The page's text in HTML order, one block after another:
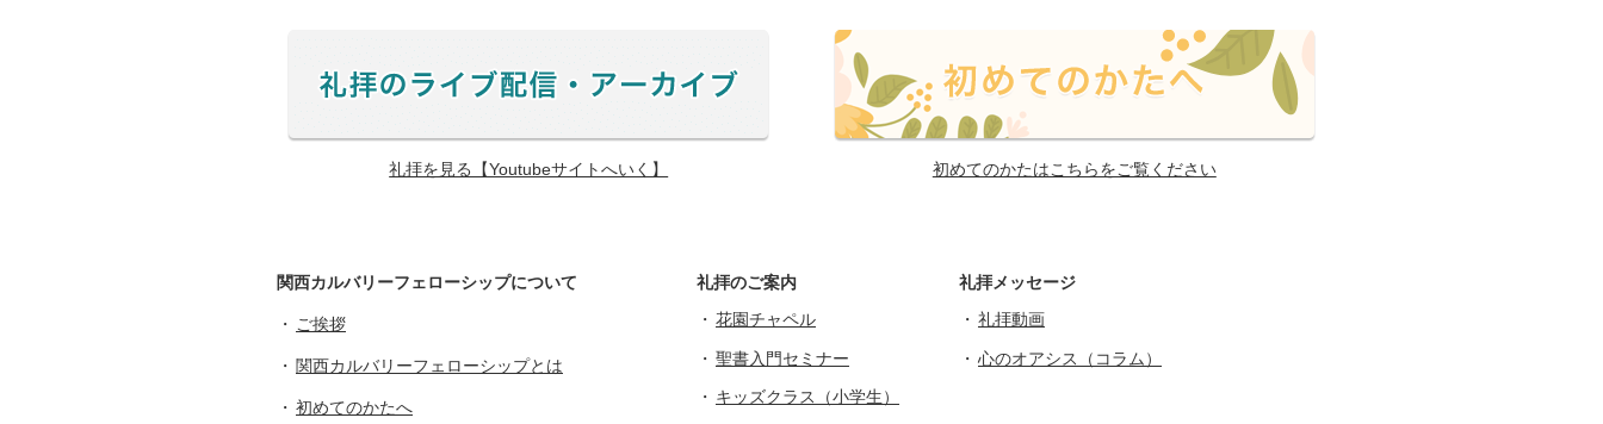
礼拝を見る【Youtubeサイトへいく】 初めてのかたはこちらをご覧ください
関西カルバリーフェローシップについて
ご挨拶
関西カルバリーフェローシップとは
初めてのかたへ
礼拝のご案内
花園チャペル
聖書入門セミナー
キッズクラス（小学生）
礼拝メッセージ
礼拝動画
心のオアシス（コラム）